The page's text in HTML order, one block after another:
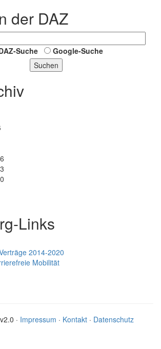
der DAZ
Suche
Google-Suche
Suchen
Links
2014-2020
Mobilität
· Impressum · Kontakt · Datenschutz